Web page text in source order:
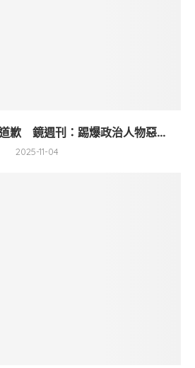
歉 鏡週刊：踢爆政治人物惡...
2025-11-04